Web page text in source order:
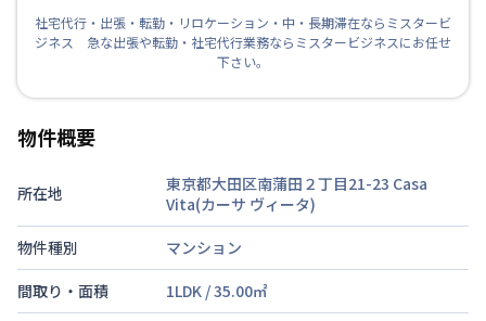
社宅代行・出張・転勤・リロケーション・中・長期滞在ならミスタービ
ジネス 急な出張や転勤・社宅代行業務ならミスタービジネスにお任せ
下さい。
物件概要
所在地 東京都大田区南蒲田２丁目21-23 Casa
Vita(カーサ ヴィータ)
物件種別
マンション
間取り・面積
1LDK /35.00㎡